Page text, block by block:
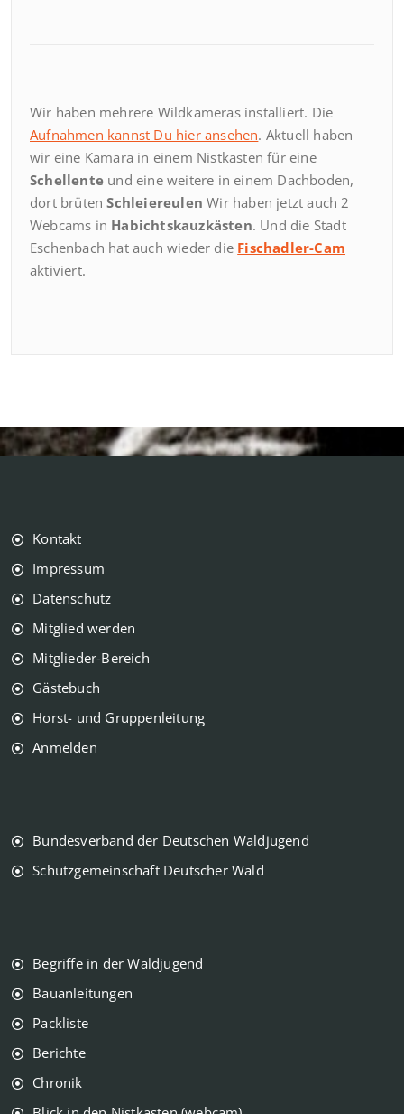
Wir haben mehrere Wildkameras installiert. Die
Aufnahmen kannst Du hier ansehen. Aktuell haben
wir eine Kamara in einem Nistkasten für eine
Schellente und eine weitere in einem Dachboden,
dort brütenSchleiereulen Wir haben jetzt auch 2
Webcams in Habichtskauzkästen. Und die Stadt
Eschenbach hat auch wieder die Fischadler-Cam
aktiviert.
Kontakt
Impressum
Datenschutz
Mitglied werden
Mitglieder-Bereich
Gästebuch
Horst- und Gruppenleitung
Anmelden
Bundesverband der Deutschen Waldjugend
Schutzgemeinschaft Deutscher Wald
Begriffe in der Waldjugend
Bauanleitungen
Packliste
Berichte
Chronik